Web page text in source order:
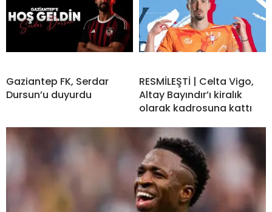
Gaziantep FK, Serdar
Dursun’u duyurdu
RESMİLEŞTİ | Celta Vigo,
Altay Bayındır’ı kiralık
olarak kadrosuna kattı